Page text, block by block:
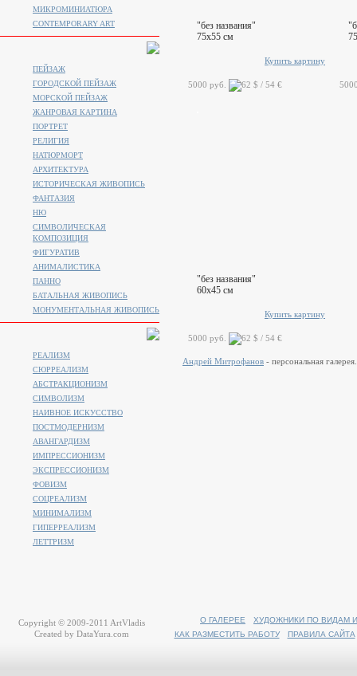
"без названия"
75x55 см
Купить картину
5000 руб.
"без названия"
60x45 см
Купить картину
5000 руб.
Андрей Митрофанов - персональная галерея.
МИКРОМИНИАТЮРА
CONTEMPORARY ART
ПЕЙЗАЖ
ГОРОДСКОЙ ПЕЙЗАЖ
МОРСКОЙ ПЕЙЗАЖ
ЖАНРОВАЯ КАРТИНА
ПОРТРЕТ
РЕЛИГИЯ
НАТЮРМОРТ
АРХИТЕКТУРА
ИСТОРИЧЕСКАЯ ЖИВОПИСЬ
ФАНТАЗИЯ
НЮ
СИМВОЛИЧЕСКАЯ
КОМПОЗИЦИЯ
ФИГУРАТИВ
АНИМАЛИСТИКA
ПАННО
БАТАЛЬНАЯ ЖИВОПИСЬ
МОНУМЕНТАЛЬНАЯ ЖИВОПИСЬ
РЕАЛИЗМ
СЮРРЕАЛИЗМ
АБСТРАКЦИОНИЗМ
СИМВОЛИЗМ
НАИВНОЕ ИСКУССТВО
ПОСТМОДЕРНИЗМ
АВАНГАРДИЗМ
ИМПРЕССИОНИЗМ
ЭКСПРЕССИОНИЗМ
ФОВИЗМ
СОЦРЕАЛИЗМ
МИНИМАЛИЗМ
ГИПЕРРЕАЛИЗМ
ЛЕТТРИЗМ
О ГАЛЕРЕЕ
ХУДОЖНИКИ ПО ВИДАМ
КАК РАЗМЕСТИТЬ РАБОТУ
ПРАВИЛА САЙТА
Copyright © 2009-2011 ArtVladis
Created by DataYura.com